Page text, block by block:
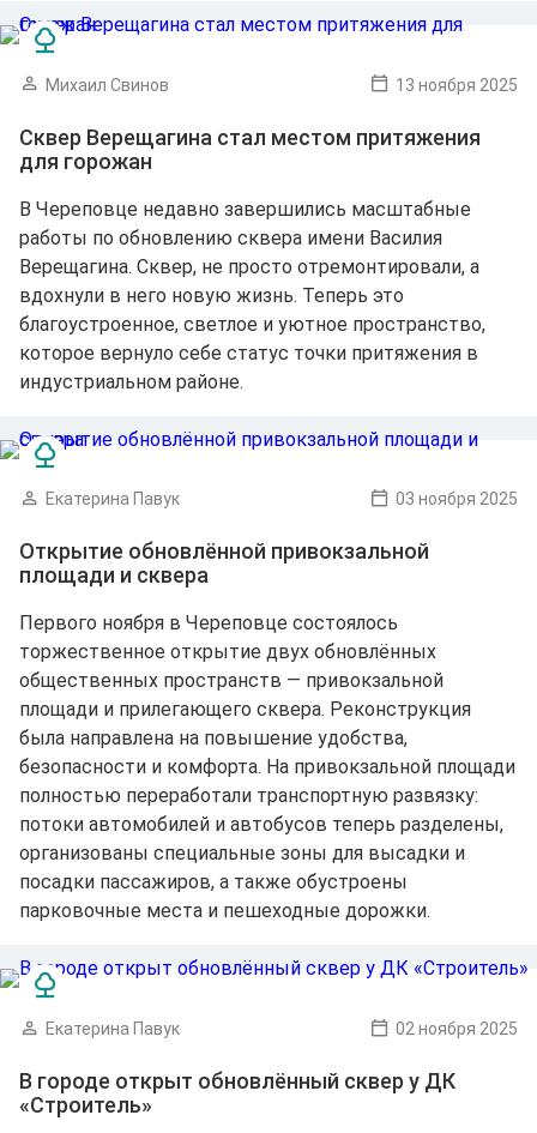
Михаил Свинов 13 ноября 2025
Сквер Верещагина стал местом притяжения
для горожан
В Череповце недавно завершились масштабные
работы по обновлению сквера имени Василия
Верещагина. Сквер, не просто отремонтировали, а
вдохнули в него новую жизнь. Теперь это
благоустроенное, светлое и уютное пространство,
которое вернуло себе статус точки притяжения в
индустриальном районе.
Екатерина Павук 03 ноября 2025
Открытие обновлённой привокзальной
площади и сквера
Первого ноября в Череповце состоялось
торжественное открытие двух обновлённых
общественных пространств — привокзальной
площади и прилегающего сквера. Реконструкция
была направлена на повышение удобства,
безопасности и комфорта. На привокзальной площади
полностью переработали транспортную развязку:
потоки автомобилей и автобусов теперь разделены,
организованы специальные зоны для высадки и
посадки пассажиров, а также обустроены
парковочные места и пешеходные дорожки.
Екатерина Павук 02 ноября 2025
В городе открыт обновлённый сквер у ДК
«Строитель»